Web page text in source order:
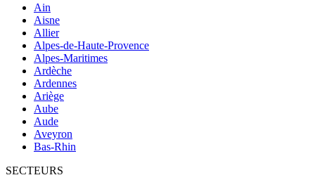
Ain
Aisne
Allier
Alpes-de-Haute-Provence
Alpes-Maritimes
Ardèche
Ardennes
Ariège
Aube
Aude
Aveyron
Bas-Rhin
SECTEURS